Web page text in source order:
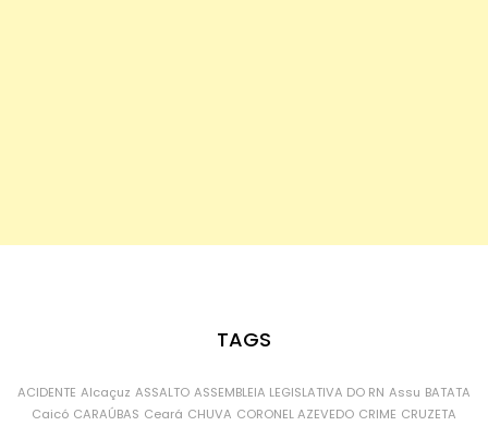
TAGS
ACIDENTE Alcaçuz ASSALTO ASSEMBLEIA LEGISLATIVA DO RN Assu BATATA
Caicó CARAÚBAS Ceará CHUVA CORONEL AZEVEDO CRIME CRUZETA